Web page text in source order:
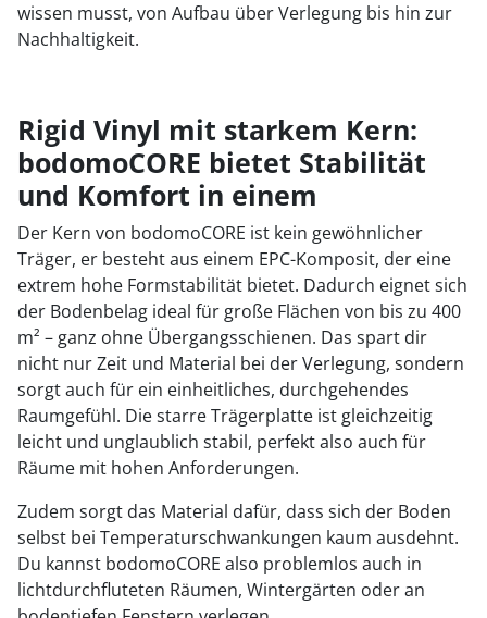
wissen musst, von Aufbau über Verlegung bis hin zur
Nachhaltigkeit.
Rigid Vinyl mit starkem Kern:
bodomoCORE bietet Stabilität
und Komfort in einem
Der Kern von bodomoCORE ist kein gewöhnlicher
Träger, er besteht aus einem EPC-Komposit, der eine
extrem hohe Formstabilität bietet. Dadurch eignet sich
der Bodenbelag ideal für große Flächen von bis zu 400
m² – ganz ohne Übergangsschienen. Das spart dir
nicht nur Zeit und Material bei der Verlegung, sondern
sorgt auch für ein einheitliches, durchgehendes
Raumgefühl. Die starre Trägerplatte ist gleichzeitig
leicht und unglaublich stabil, perfekt also auch für
Räume mit hohen Anforderungen.
Zudem sorgt das Material dafür, dass sich der Boden
selbst bei Temperaturschwankungen kaum ausdehnt.
Du kannst bodomoCORE also problemlos auch in
lichtdurchfluteten Räumen, Wintergärten oder an